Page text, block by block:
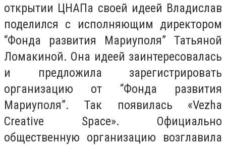
открытии ЦНАПа своей идеей Владислав
поделился с исполняющим директором
“Фонда развития Мариуполя” Татьяной
Ломакиной. Она идеей заинтересовалась
и предложила зарегистрировать
организацию от “Фонда развития
Мариуполя”. Так появилась «Vezha
Creative Space». Официально
общественную организацию возглавила